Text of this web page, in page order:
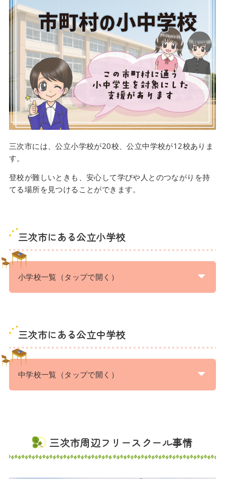
三次市には、公立小学校が20校、公立中学校が12校ありま
す。
登校が難しいときも、安心して学びや人とのつながりを持
てる場所を見つけることができます。
三次市にある公立小学校
小学校一覧（タップで開く）
三次市にある公立中学校
中学校一覧（タップで開く）
三次市周辺フリースクール事情